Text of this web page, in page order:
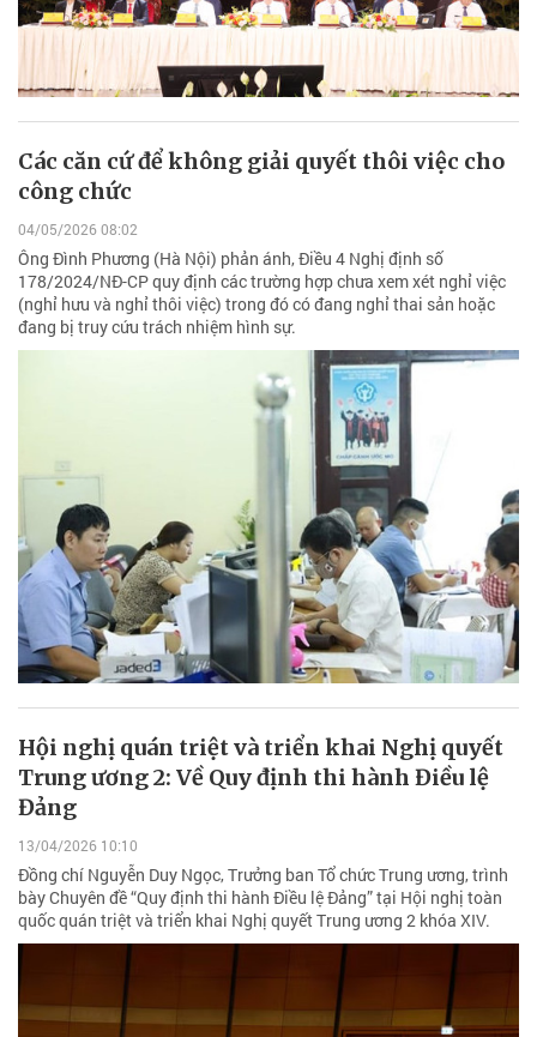
Các căn cứ để không giải quyết thôi việc cho
công chức
04/05/2026 08:02
Ông Đình Phương (Hà Nội) phản ánh, Điều 4 Nghị định số
178/2024/NĐ-CP quy định các trường hợp chưa xem xét nghỉ việc
(nghỉ hưu và nghỉ thôi việc) trong đó có đang nghỉ thai sản hoặc
đang bị truy cứu trách nhiệm hình sự.
Hội nghị quán triệt và triển khai Nghị quyết
Trung ương 2: Về Quy định thi hành Điều lệ
Đảng
13/04/2026 10:10
Đồng chí Nguyễn Duy Ngọc, Trưởng ban Tổ chức Trung ương, trình
bày Chuyên đề “Quy định thi hành Điều lệ Đảng” tại Hội nghị toàn
quốc quán triệt và triển khai Nghị quyết Trung ương 2 khóa XIV.